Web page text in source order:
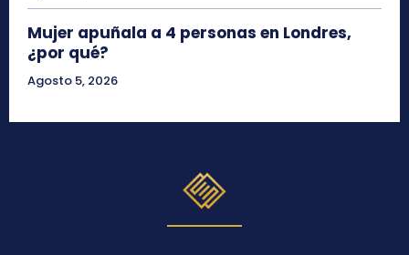
Mujer apuñala a 4 personas en Londres,
¿por qué?
Agosto 5, 2026